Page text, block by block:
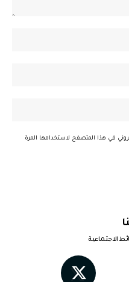
في هذا المتصفح لاستخدامها المرة
الاجتماعية